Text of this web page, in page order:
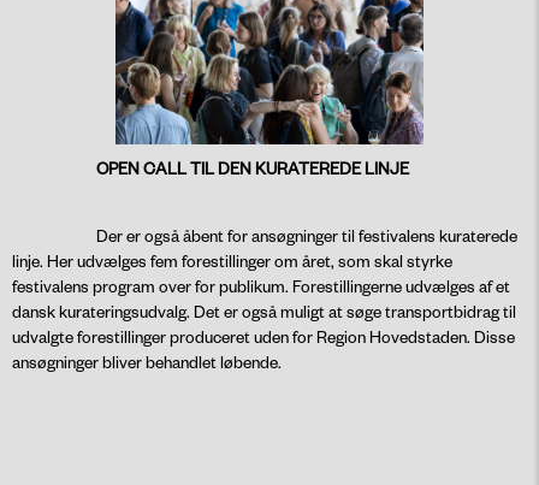
OPEN CALL TIL DEN KURATEREDE LINJE
Der er også åbent for ansøgninger til festivalens kuraterede
linje. Her udvælges fem forestillinger om året, som skal styrke
festivalens program over for publikum. Forestillingerne udvælges af et
dansk kurateringsudvalg. Det er også muligt at søge transportbidrag til
udvalgte forestillinger produceret uden for Region Hovedstaden. Disse
ansøgninger bliver behandlet løbende.